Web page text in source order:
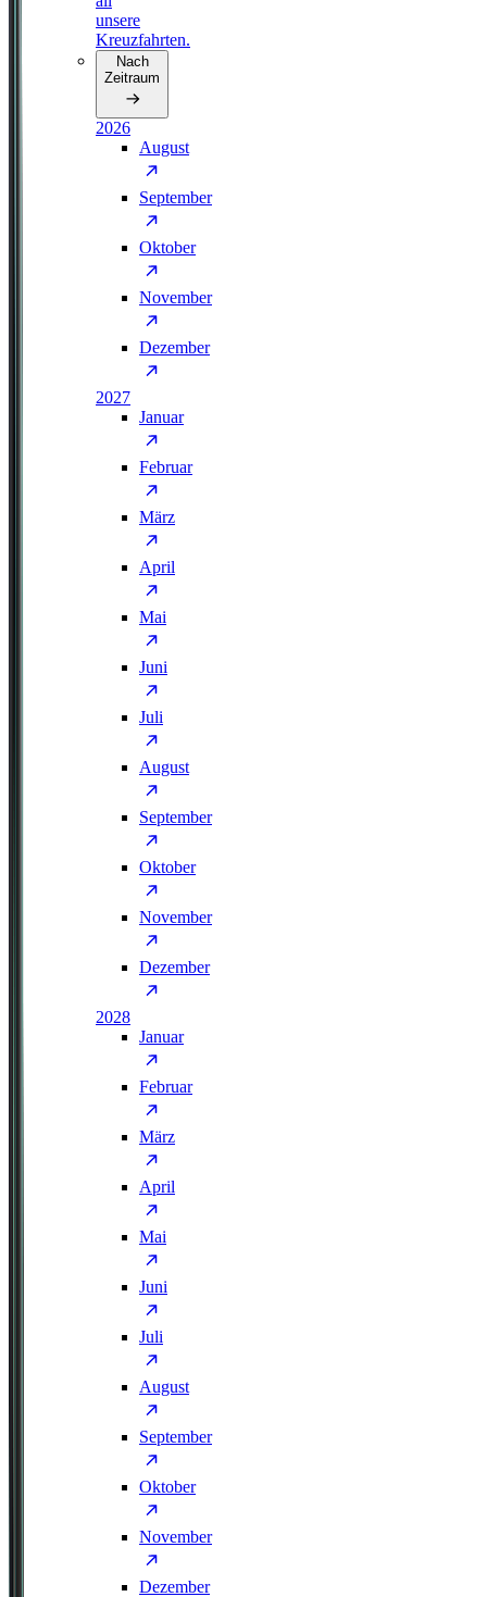
unsere
Kreuzfahrten.
Nach
Zeitraum
2026
August
September
Oktober
November
Dezember
2027
Januar
Februar
März
April
Mai
Juni
Juli
August
September
Oktober
November
Dezember
2028
Januar
Februar
März
April
Mai
Juni
Juli
August
September
Oktober
November
Dezember